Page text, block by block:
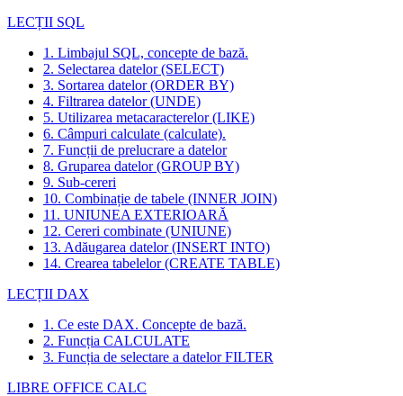
LECȚII SQL
1. Limbajul SQL, concepte de bază.
2. Selectarea datelor (SELECT)
3. Sortarea datelor (ORDER BY)
4. Filtrarea datelor (UNDE)
5. Utilizarea metacaracterelor (LIKE)
6. Câmpuri calculate (calculate).
7. Funcții de prelucrare a datelor
8. Gruparea datelor (GROUP BY)
9. Sub-cereri
10. Combinație de tabele (INNER JOIN)
11. UNIUNEA EXTERIOARĂ
12. Cereri combinate (UNIUNE)
13. Adăugarea datelor (INSERT INTO)
14. Crearea tabelelor (CREATE TABLE)
LECȚII DAX
1. Ce este DAX. Concepte de bază.
2. Funcția CALCULATE
3. Funcția de selectare a datelor FILTER
LIBRE OFFICE CALC